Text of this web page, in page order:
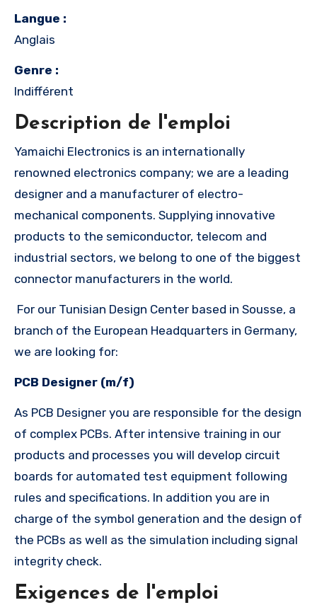
Langue :
Anglais
Genre :
Indifférent
Description de l'emploi
Yamaichi Electronics is an internationally
renowned electronics company; we are a leading
designer and a manufacturer of electro-
mechanical components. Supplying innovative
products to the semiconductor, telecom and
industrial sectors, we belong to one of the biggest
connector manufacturers in the world.
For our Tunisian Design Center based in Sousse, a
branch of the European Headquarters in Germany,
we are looking for:
PCB Designer (m/f)
As PCB Designer you are responsible for the design
of complex PCBs. After intensive training in our
products and processes you will develop circuit
boards for automated test equipment following
rules and specifications. In addition you are in
charge of the symbol generation and the design of
the PCBs as well as the simulation including signal
integrity check.
Exigences de l'emploi